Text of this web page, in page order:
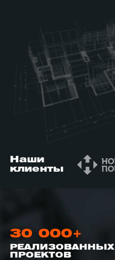
Наши
клиенты
30 000+
РЕАЛИЗОВАННЫХ
ПРОЕКТОВ